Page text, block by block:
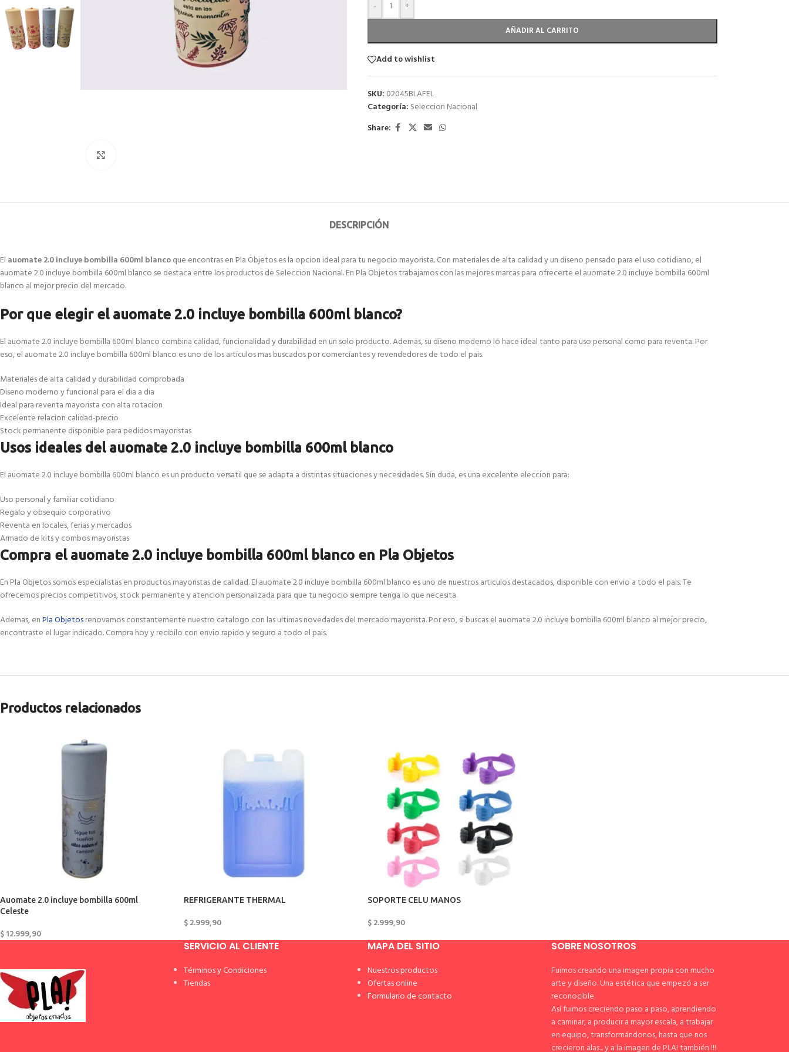
- +
AÑADIR AL CARRITO
Add to wishlist
SKU: 02045BLAFEL
Categoría: Seleccion Nacional
Share:
DESCRIPCIÓN
El auomate 2.0 incluye bombilla 600ml blancoque encontras en Pla Objetos es la opcion ideal para tu negocio mayorista. Con materiales de alta calidad y un diseno pensado para el uso cotidiano, el
auomate 2.0 incluye bombilla 600ml blanco se destaca entre los productos de Seleccion Nacional. En Pla Objetos trabajamos con las mejores marcas para ofrecerte el auomate 2.0 incluye bombilla 600ml
blanco al mejor precio del mercado.
Por que elegir el auomate 2.0 incluye bombilla 600ml blanco?
El auomate 2.0 incluye bombilla 600ml blanco combina calidad, funcionalidad y durabilidad en un solo producto. Ademas, su diseno moderno lo hace ideal tanto para uso personal como para reventa. Por
eso, el auomate 2.0 incluye bombilla 600ml blanco es uno de los articulos mas buscados por comerciantes y revendedores de todo el pais.
Materiales de alta calidad y durabilidad comprobada
Diseno moderno y funcional para el dia a dia
Ideal para reventa mayorista con alta rotacion
Excelente relacion calidad-precio
Stock permanente disponible para pedidos mayoristas
Usos ideales del auomate 2.0 incluye bombilla 600ml blanco
El auomate 2.0 incluye bombilla 600ml blanco es un producto versatil que se adapta a distintas situaciones y necesidades. Sin duda, es una excelente eleccion para:
Uso personal y familiar cotidiano
Regalo y obsequio corporativo
Reventa en locales, ferias y mercados
Armado de kits y combos mayoristas
Compra el auomate 2.0 incluye bombilla 600ml blanco en Pla Objetos
En Pla Objetos somos especialistas en productos mayoristas de calidad. El auomate 2.0 incluye bombilla 600ml blanco es uno de nuestros articulos destacados, disponible con envio a todo el pais. Te
ofrecemos precios competitivos, stock permanente y atencion personalizada para que tu negocio siempre tenga lo que necesita.
Ademas, enPla Objetosrenovamos constantemente nuestro catalogo con las ultimas novedades del mercado mayorista. Por eso, si buscas el auomate 2.0 incluye bombilla 600ml blanco al mejor precio,
encontraste el lugar indicado. Compra hoy y recibilo con envio rapido y seguro a todo el pais.
Productos relacionados
Auomate 2.0 incluye bombilla 600ml
Celeste
$12.999,90
REFRIGERANTE THERMAL
$2.999,90
SOPORTE CELU MANOS
$2.999,90
SERVICIO AL CLIENTE
Términos y Condiciones
Tiendas
MAPA DEL SITIO
Nuestros productos
Ofertas online
Formulario de contacto
SOBRE NOSOTROS
Fuimos creando una imagen propia con mucho
arte y diseño. Una estética que empezó a ser
reconocible.
Así fuimos creciendo paso a paso, aprendiendo
a caminar, a producir a mayor escala, a trabajar
en equipo, transformándonos, hasta que nos
crecieron alas... y a la imagen de PLA! también !!!